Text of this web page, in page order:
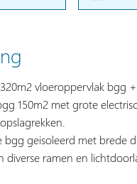
vloeroppervlak bgg
150m2 met grote
bgg geisoleerd met brede
diverse ramen en